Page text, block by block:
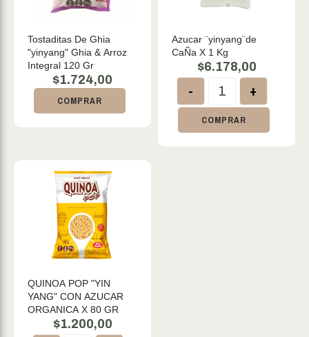
Tostaditas De Ghia
"yinyang" Ghia & Arroz
Integral 120 Gr
$1.724,00
COMPRAR
Azucar ¨yinyang¨de
CaÑa X 1 Kg
$6.178,00
- +
COMPRAR
QUINOA POP "YIN
YANG" CON AZUCAR
ORGANICA X 80 GR
$1.200,00